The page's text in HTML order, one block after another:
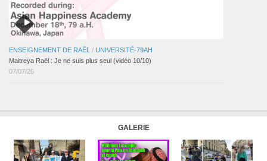
ENSEIGNEMENT DE RAËL / UNIVERSITÉ-79AH
Maitreya Raël : Je ne suis plus seul (vidéo 10/10)
07/07/26
GALERIE